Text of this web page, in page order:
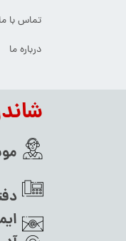
تماس با ما
درباره ما